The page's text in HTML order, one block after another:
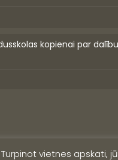
kopienai par
vietnes apskati,